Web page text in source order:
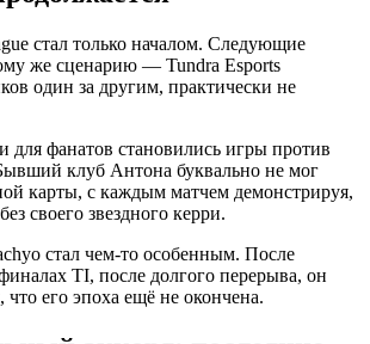
стал только началом. Следующие
же сценарию — Tundra Esports
один за другим, практически не
для фанатов становились игры против
клуб Антона буквально не мог
карты, с каждым матчем демонстрируя,
своего звездного керри.
стал чем-то особенным. После
TI, после долгого перерыва, он
что его эпоха ещё не окончена.